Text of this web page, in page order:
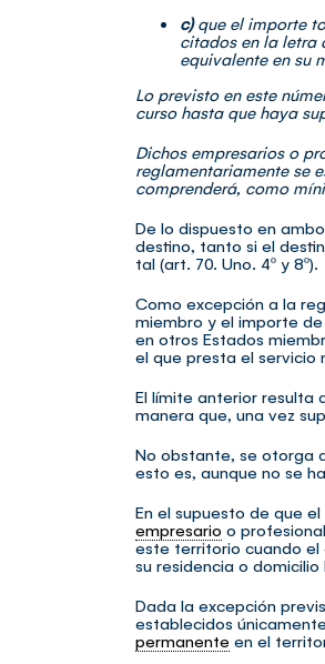
c)que el importe
citados en la letra
equivalente en su
Lo previsto en este
curso hasta que haya
Dichos empresarios o
reglamentariamente se
comprenderá, como
De lo dispuesto en
destino, tanto si el
tal (art. 70. Uno. 4º y 8º).
Como excepción a la
miembro y el importe
en otros Estados
el que presta el servicio
El límite anterior resulta
manera que, una vez
No obstante, se otorga
esto es, aunque no se
En el supuesto de que
empresario o
este territorio cuando
su residencia o domicilio
Dada la excepción
establecidos
permanente en el